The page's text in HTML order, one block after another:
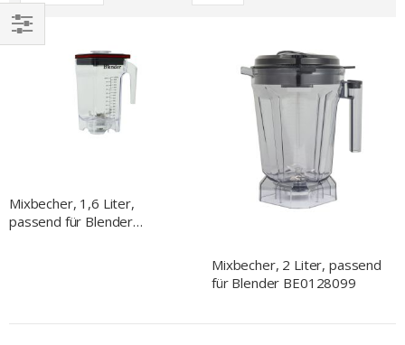
absteigender
Mixbecher, 1,6 Liter,
passend für Blender
Mixbecher, 2 Liter, passend
für Blender BE0128099
EINKAUFEN